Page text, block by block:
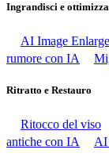
Ingrandisci e ottimizza
AI Image
rumore con IA
Ritratto e Restauro
Ritocco del viso
antiche con IA
AI